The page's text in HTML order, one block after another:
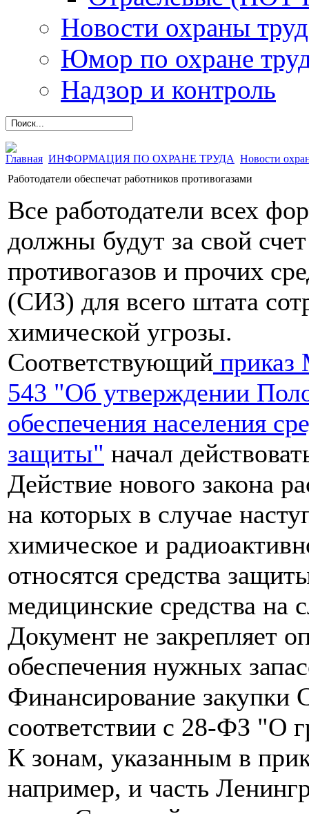
Новости охраны
Юмор по охране
Надзор и контроль
Главная ИНФОРМАЦИЯ ПО ОХРАНЕ ТРУДА Новости
Работодатели обеспечат работников противогазами
Все работодатели всех
должны будут за свой
противогазов и прочих
(СИЗ) для всего штата
химической угрозы.
Соответствующий
543 "Об утверждении
обеспечения населения
защиты" начал
Действие нового закона
на которых в случае
химическое и
относятся средства
медицинские средства на
Документ не закрепляет
обеспечения нужных
Финансирование закупки
соответствии с 28-ФЗ "О
К зонам, указанным в
например, и часть